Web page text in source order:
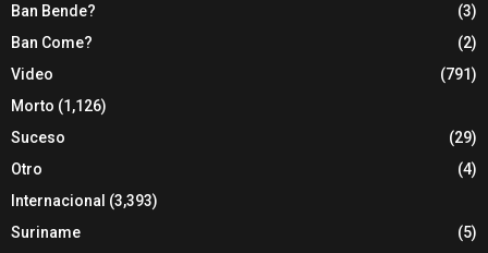
Ban Bende?
(3)
Ban Come?
(2)
Video
(791)
Morto (1,126)
Suceso
(29)
Otro
(4)
Internacional (3,393)
Suriname
(5)